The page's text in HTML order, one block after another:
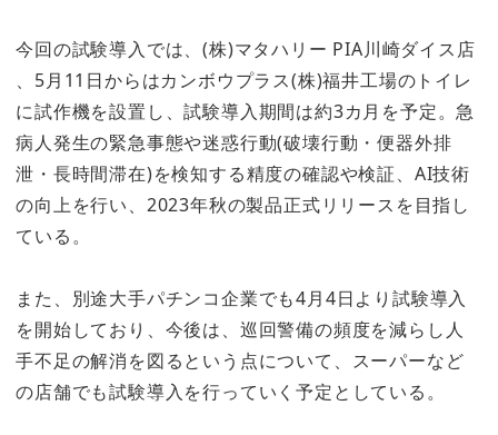
今回の試験導入では、(株)マタハリー PIA川崎ダイス店
、5月11日からはカンボウプラス(株)福井工場のトイレ
に試作機を設置し、試験導入期間は約3カ月を予定。急
病人発生の緊急事態や迷惑行動(破壊行動・便器外排
泄・長時間滞在)を検知する精度の確認や検証、AI技術
の向上を行い、2023年秋の製品正式リリースを目指し
ている。
また、別途大手パチンコ企業でも4月4日より試験導入
を開始しており、今後は、巡回警備の頻度を減らし人
手不足の解消を図るという点について、スーパーなど
の店舗でも試験導入を行っていく予定としている。